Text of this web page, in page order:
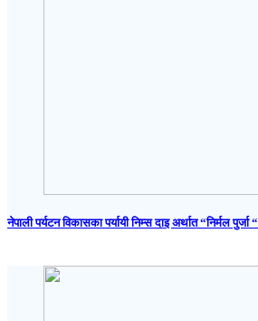
नेपाली पर्यटन विकासका पर्यायी निम्स दाइ अर्थात “निर्मल पुर्जा “